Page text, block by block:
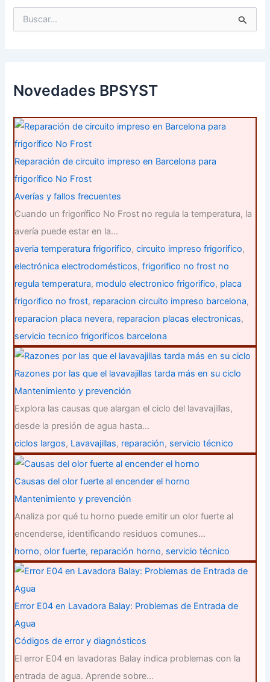
p
o
:
Novedades BPSYST
Reparación de circuito impreso en Barcelona para
frigorífico No Frost
Averías y fallos frecuentes
Cuando un frigorífico No Frost no regula la temperatura, la
avería puede estar en la…
averia temperatura frigorifico,circuito impreso frigorifico,
electrónica electrodomésticos,frigorifico no frost no
regula temperatura, modulo electronico frigorifico, placa
frigorifico no frost, reparacion circuito impreso barcelona,
reparacion placa nevera, reparacion placas electronicas,
servicio tecnico frigorificos barcelona
Razones por las que el lavavajillas tarda más en su ciclo
Mantenimiento y prevención
Explora las causas que alargan el ciclo del lavavajillas,
desde la presión de agua hasta…
ciclos largos, Lavavajillas, reparación, servicio técnico
Causas del olor fuerte al encender el horno
Mantenimiento y prevención
Analiza por qué tu horno puede emitir un olor fuerte al
encenderse, identificando residuos comunes…
horno,olor fuerte, reparación horno, servicio técnico
Error E04 en Lavadora Balay: Problemas de Entrada de
Agua
Códigos de error y diagnósticos
El error E04 en lavadoras Balay indica problemas con la
entrada de agua. Aprende sobre…